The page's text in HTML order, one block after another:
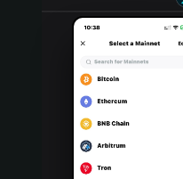
Português (Portugal)
Bahasa Indonesia